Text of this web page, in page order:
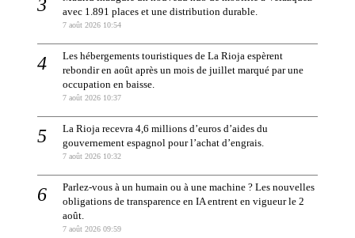
avec 1.891 places et une distribution durable.
7 août 2026 10:54
Les hébergements touristiques de La Rioja espèrent
rebondir en août après un mois de juillet marqué par une
occupation en baisse.
7 août 2026 10:37
La Rioja recevra 4,6 millions d’euros d’aides du
gouvernement espagnol pour l’achat d’engrais.
7 août 2026 10:32
Parlez-vous à un humain ou à une machine ? Les nouvelles
obligations de transparence en IA entrent en vigueur le 2
août.
7 août 2026 09:59